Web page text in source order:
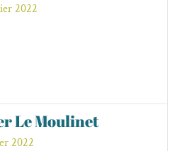
2022
Le Moulinet
2022